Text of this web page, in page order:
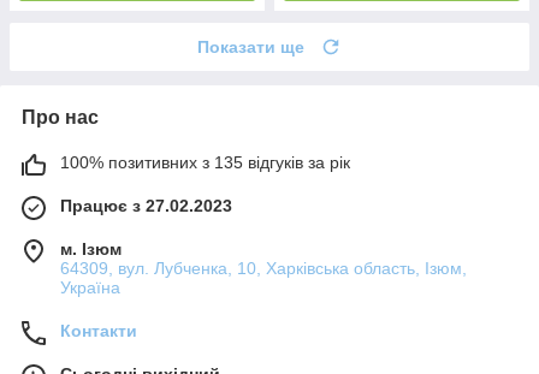
Показати ще
Про нас
100% позитивних з 135 відгуків за рік
Працює з 27.02.2023
м. Ізюм
64309, вул. Лубченка, 10, Харківська область, Ізюм,
Україна
Контакти